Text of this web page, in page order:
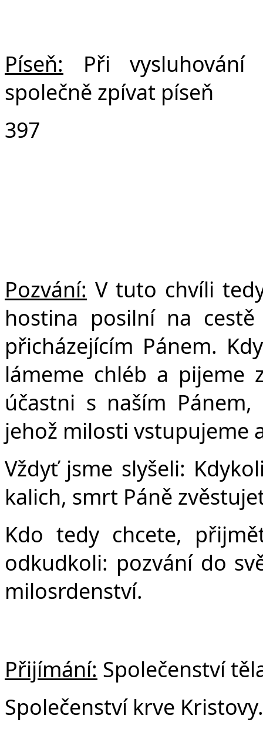
Píseň: Při vysluhování
společně zpívat píseň
397
Pozvání: V tuto chvíli
hostina posilní na
přicházejícím Pánem.
lámeme chléb a pijeme
účastni s naším
jehož milosti vstupujeme
Vždyť jsme slyšeli:
kalich, smrt Páně
Kdo tedy chcete,
odkudkoli: pozvání do
milosrdenství.
Přijímání: Společenství
Společenství krve Kristovy.